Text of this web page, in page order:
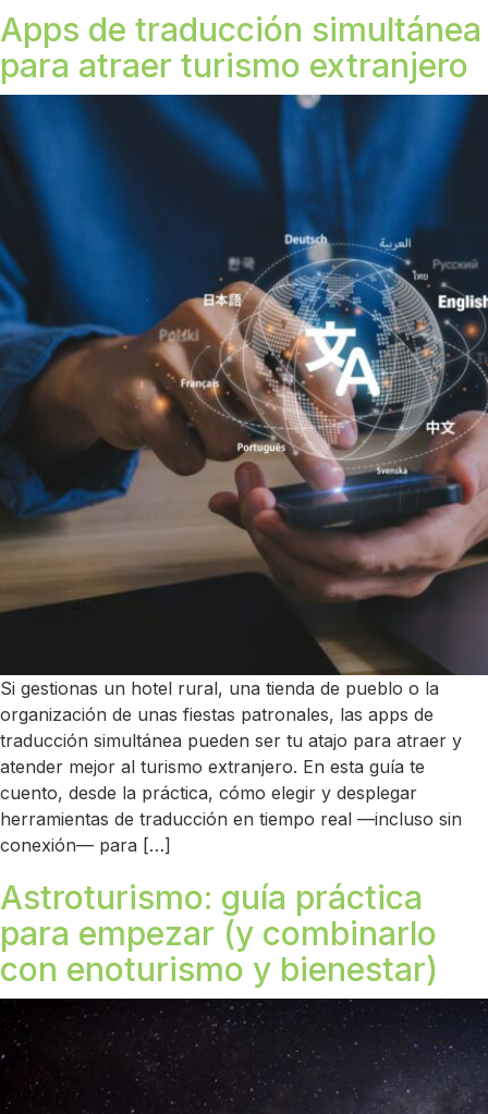
Apps de traducción simultánea
para atraer turismo extranjero
Si gestionas un hotel rural, una tienda de pueblo o la
organización de unas fiestas patronales, las apps de
traducción simultánea pueden ser tu atajo para atraer y
atender mejor al turismo extranjero. En esta guía te
cuento, desde la práctica, cómo elegir y desplegar
herramientas de traducción en tiempo real —incluso sin
conexión— para […]
Astroturismo: guía práctica
para empezar (y combinarlo
con enoturismo y bienestar)